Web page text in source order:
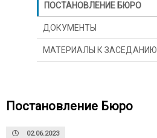
Постановление Бюро
02.06.2023
ПОСТАНОВЛЕНИЕ БЮРО
ДОКУМЕНТЫ
МАТЕРИАЛЫ К ЗАСЕДАНИЮ